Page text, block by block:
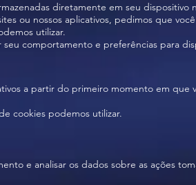
diretamente em seu
ou nossos aplicativos, pedimos que
utilizar.
comportamento e preferências para
a partir do primeiro momento em
cookies podemos utilizar.
e analisar os dados sobre as ações